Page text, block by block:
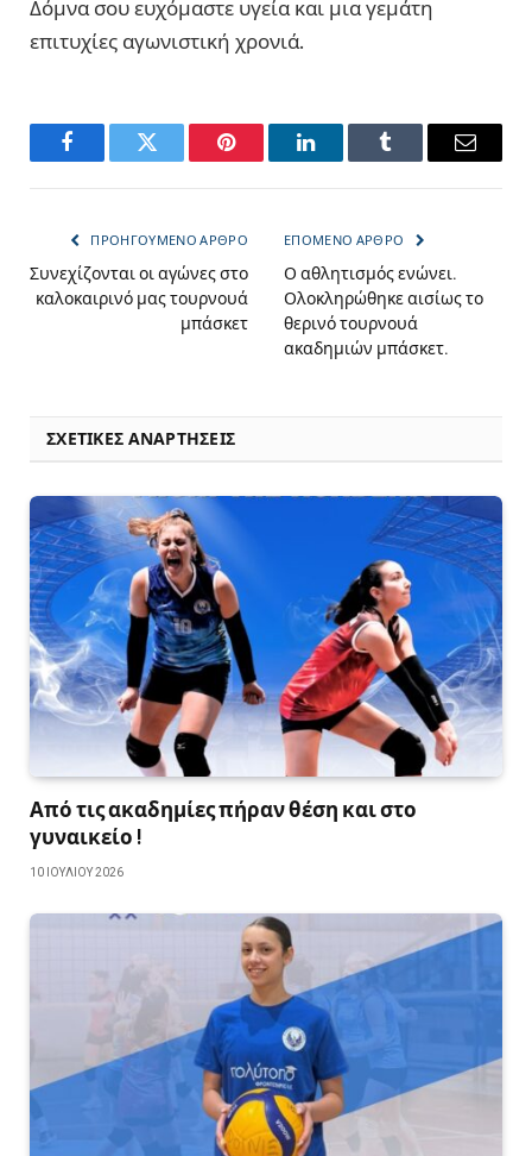
Δόμνα σου ευχόμαστε υγεία και μια γεμάτη
επιτυχίες αγωνιστική χρονιά.
FacebookTwitter Pinterest LinkedInTumblr Email
ΠΡΟΗΓΟΎΜΕΝΟ ΆΡΘΡΟ
Συνεχίζονται οι αγώνες στο
καλοκαιρινό μας τουρνουά
μπάσκετ
ΕΠΌΜΕΝΟ ΆΡΘΡΟ
Ο αθλητισμός ενώνει.
Ολοκληρώθηκε αισίως το
θερινό τουρνουά
ακαδημιών μπάσκετ.
ΣΧΕΤΙΚΈΣ ΑΝΑΡΤΉΣΕΙΣ
Από τις ακαδημίες πήραν θέση και στο
γυναικείο !
10 ΙΟΥΛΊΟΥ 2026